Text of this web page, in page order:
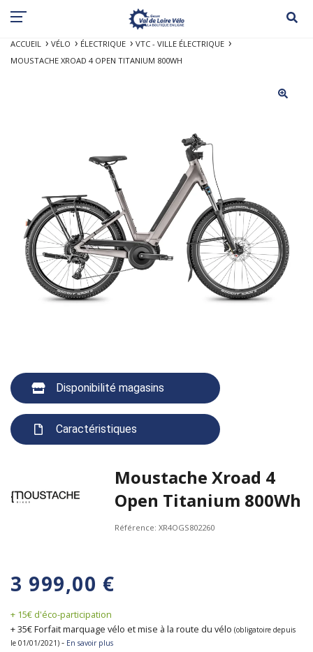
ACCUEIL VÉLO ÉLECTRIQUE
VTC - VILLE ÉLECTRIQUE
MOUSTACHE XROAD 4 OPEN TITANIUM 800WH
Disponibilité magasins
Caractéristiques
Moustache Xroad 4
Open Titanium 800Wh
Référence:XR4OGS802260
3 999,00 €
+ 15€ d'éco-participation
+ 35€ Forfait marquage vélo et mise à la route du vélo (obligatoire depuis
le 01/01/2021) - En savoir plus